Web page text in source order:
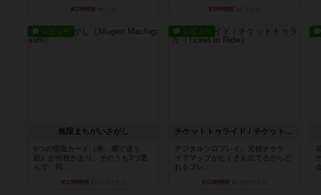
約2時間前 約5時間前
レビュー
無限まちがいさがし
6つの場面カード（表、裏で違う
絵）が何枚かあり、そのうち3つ選
んで、同...
約13時間前
レビュー
チケットトゥライド / チケットトゥライドアメリカ
デジタルソロプレイ。元祖チケラ
イ？マップがたくさん出てるからど
れをプレ...
約15時間前